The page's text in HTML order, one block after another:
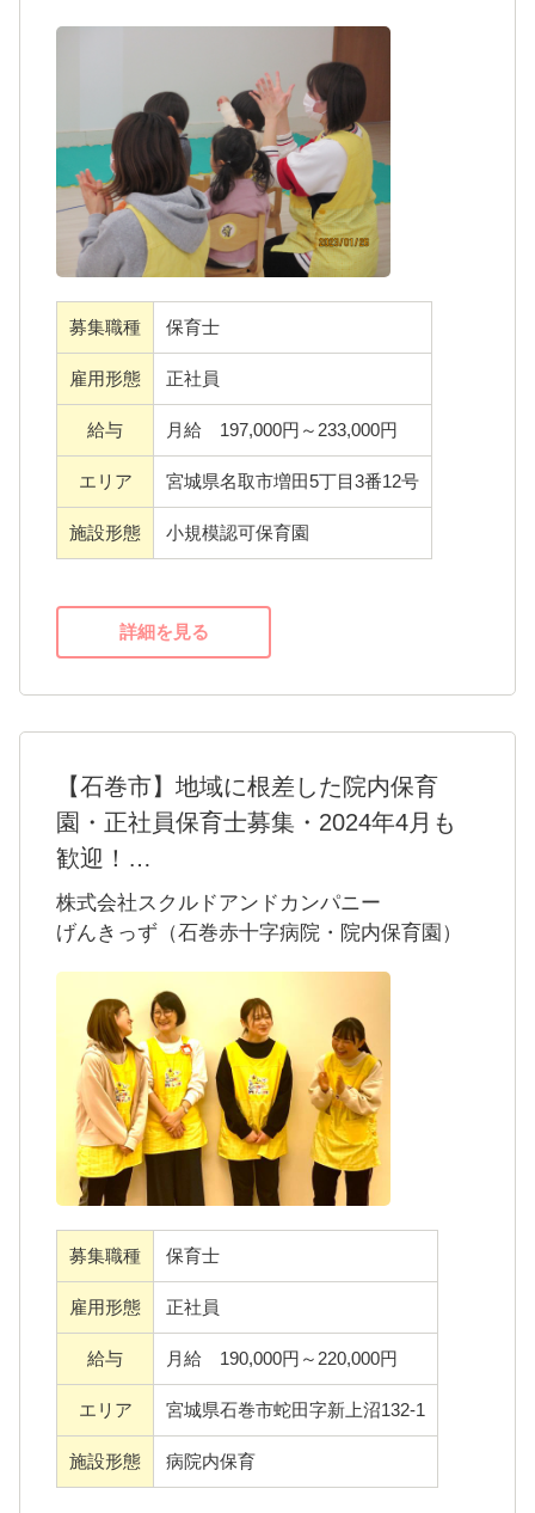
・「地域と連携を取りながら保育運営」
・「新卒保育士・産休育休明け保育士・未経
験保育士も活躍中」
・「保育のプロフェッショナルとして高めあ
える環境」
・「柔軟な働き方・キャリアが築けます」
・「子どもたち・保護者に伝わる先生たちの
雰囲気が自慢」
募集職種 保育士
雇用形態 正社員
給与 月給 197,000円～233,000円
エリア 宮城県名取市増田5丁目3番12号
施設形態 小規模認可保育園
詳細を見る
【石巻市】地域に根差した院内保育
園・正社員保育士募集・2024年4月も
歓迎！
石巻赤十字病院内保育園・げんきっずのポイ
ント5選
・「働く保護者の方をサポートする院内保育
園」
・「新卒保育士・産休育休明け保育士・未経
験保育士も活躍中」
・「保育のプロフェッショナルとして高めあ
える環境」
・「柔軟な働き方・キャリアが築けます」
雰囲気が自慢」
株式会社スクルドアンドカンパニー
げんきっず（石巻赤十字病院・院内保育園）
募集職種 保育士
雇用形態 正社員
給与 月給 190,000円～220,000円
エリア 宮城県石巻市蛇田字新上沼132-1
施設形態 病院内保育